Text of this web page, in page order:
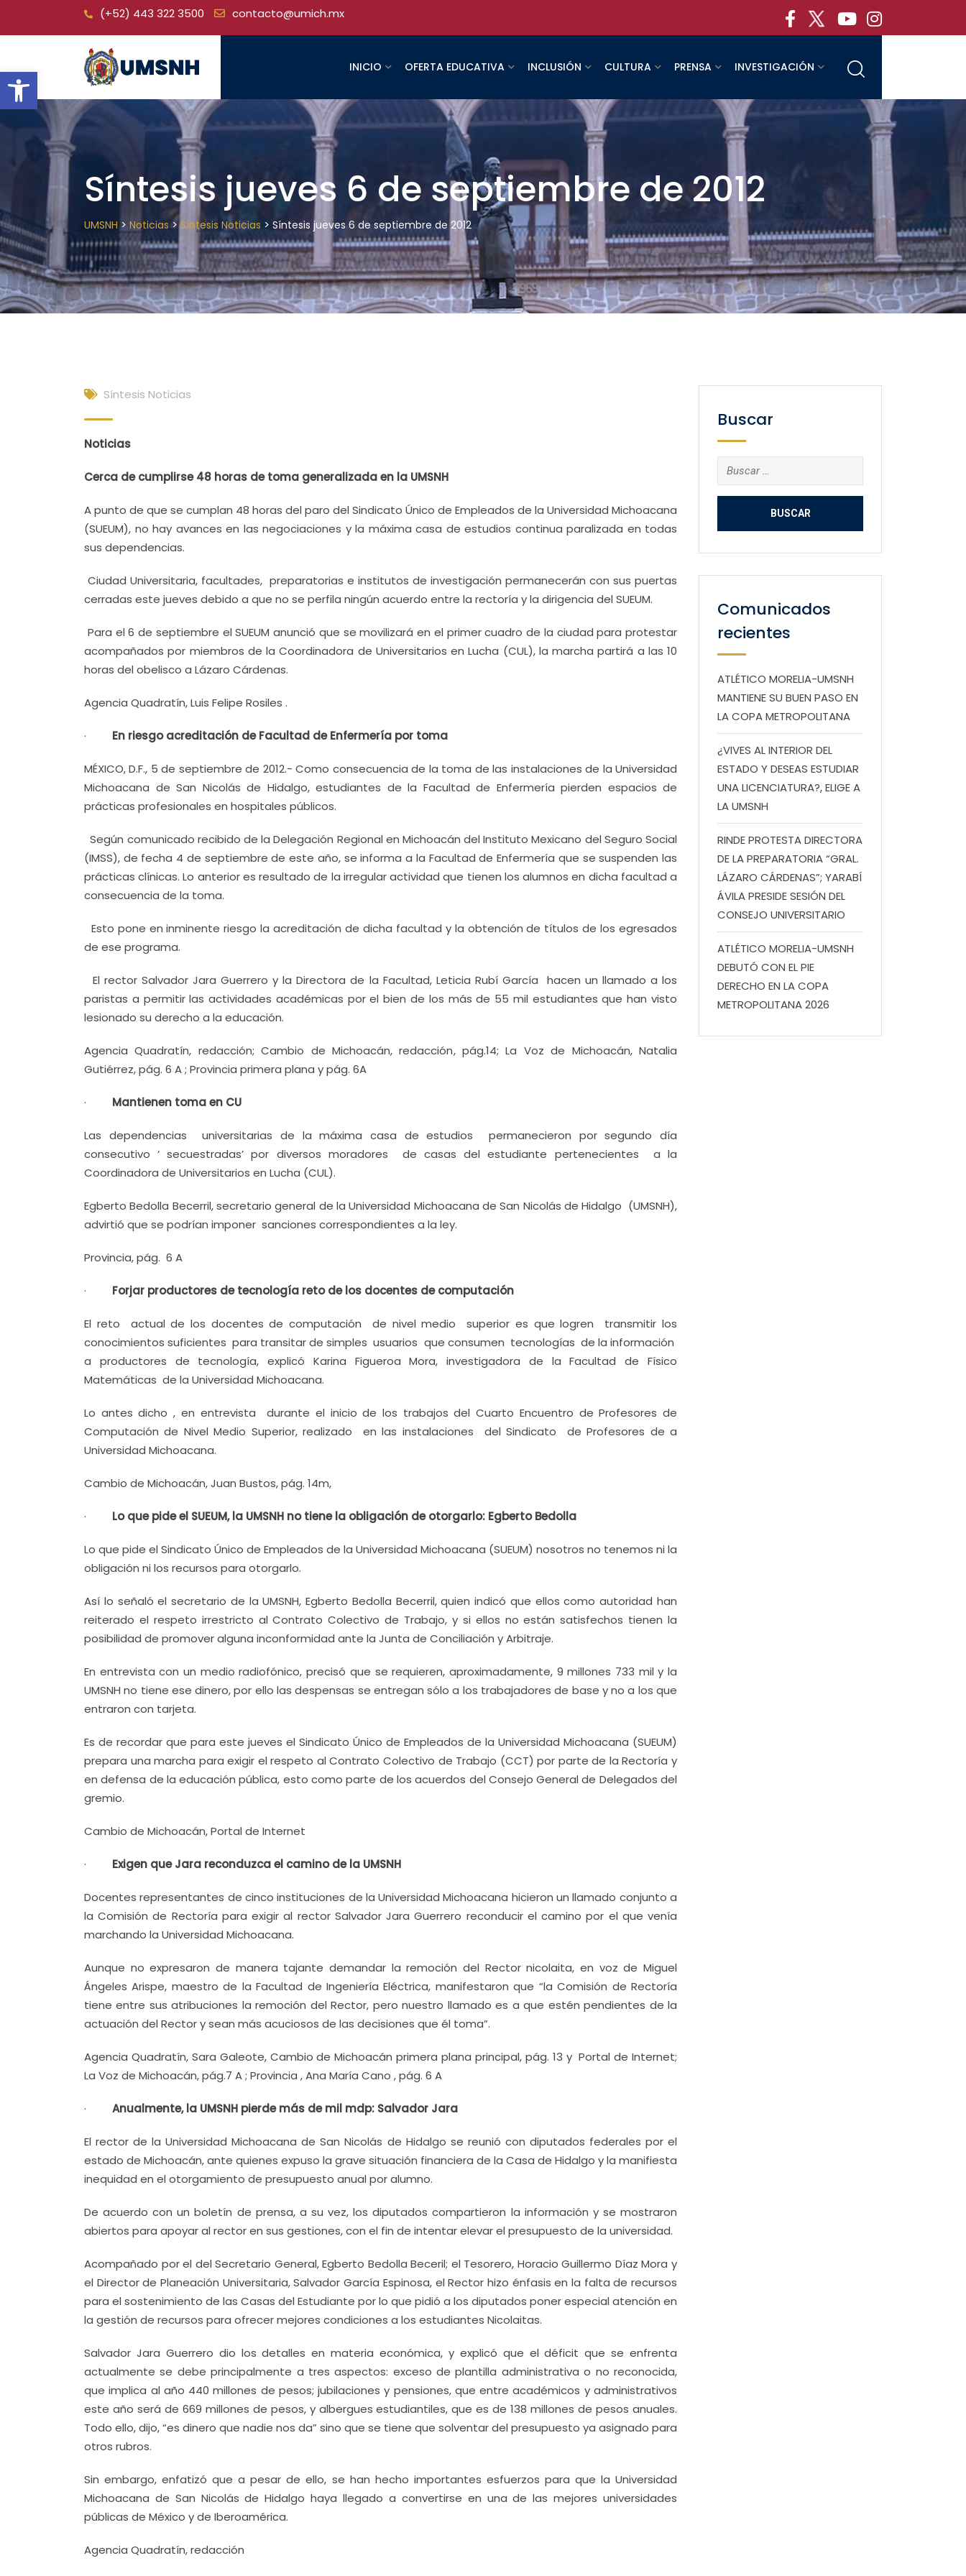
Open toolbar
(+52) 443 322 3500 contacto@umich.mx
INICIO OFERTA EDUCATIVA INCLUSIÓN CULTURA PRENSA INVESTIGACIÓN
Síntesis jueves 6 de septiembre de 2012
UMSNH > Noticias>Síntesis Noticias > Síntesis jueves 6 de septiembre de 2012
Síntesis Noticias
Noticias
Cerca de cumplirse 48 horas de toma generalizada en la UMSNH
A punto de que se cumplan 48 horas del paro del Sindicato Único de Empleados de la Universidad Michoacana
(SUEUM), no hay avances en las negociaciones y la máxima casa de estudios continua paralizada en todas
sus dependencias.
Ciudad Universitaria, facultades, preparatorias e institutos de investigación permanecerán con sus puertas
cerradas este jueves debido a que no se perfila ningún acuerdo entre la rectoría y la dirigencia del SUEUM.
Para el 6 de septiembre el SUEUM anunció que se movilizará en el primer cuadro de la ciudad para protestar
acompañados por miembros de la Coordinadora de Universitarios en Lucha (CUL), la marcha partirá a las 10
horas del obelisco a Lázaro Cárdenas.
Agencia Quadratín, Luis Felipe Rosiles .
· En riesgo acreditación de Facultad de Enfermería por toma
MÉXICO, D.F., 5 de septiembre de 2012.- Como consecuencia de la toma de las instalaciones de la Universidad
Michoacana de San Nicolás de Hidalgo, estudiantes de la Facultad de Enfermería pierden espacios de
prácticas profesionales en hospitales públicos.
Según comunicado recibido de la Delegación Regional en Michoacán del Instituto Mexicano del Seguro Social
(IMSS), de fecha 4 de septiembre de este año, se informa a la Facultad de Enfermería que se suspenden las
prácticas clínicas. Lo anterior es resultado de la irregular actividad que tienen los alumnos en dicha facultad a
consecuencia de la toma.
Esto pone en inminente riesgo la acreditación de dicha facultad y la obtención de títulos de los egresados
de ese programa.
El rector Salvador Jara Guerrero y la Directora de la Facultad, Leticia Rubí García hacen un llamado a los
paristas a permitir las actividades académicas por el bien de los más de 55 mil estudiantes que han visto
lesionado su derecho a la educación.
Agencia Quadratín, redacción; Cambio de Michoacán, redacción, pág.14; La Voz de Michoacán, Natalia
Gutiérrez, pág. 6 A ; Provincia primera plana y pág. 6A
· Mantienen toma en CU
Las dependencias universitarias de la máxima casa de estudios permanecieron por segundo día
consecutivo ‘ secuestradas’ por diversos moradores de casas del estudiante pertenecientes a la
Coordinadora de Universitarios en Lucha (CUL).
Egberto Bedolla Becerril, secretario general de la Universidad Michoacana de San Nicolás de Hidalgo (UMSNH),
advirtió que se podrían imponer sanciones correspondientes a la ley.
Provincia, pág. 6 A
· Forjar productores de tecnología reto de los docentes de computación
El reto actual de los docentes de computación de nivel medio superior es que logren transmitir los
conocimientos suficientes para transitar de simples usuarios que consumen tecnologías de la información
a productores de tecnología, explicó Karina Figueroa Mora, investigadora de la Facultad de Físico
Matemáticas de la Universidad Michoacana.
Lo antes dicho , en entrevista durante el inicio de los trabajos del Cuarto Encuentro de Profesores de
Computación de Nivel Medio Superior, realizado en las instalaciones del Sindicato de Profesores de a
Universidad Michoacana.
Cambio de Michoacán, Juan Bustos, pág. 14m,
· Lo que pide el SUEUM, la UMSNH no tiene la obligación de otorgarlo: Egberto Bedolla
Lo que pide el Sindicato Único de Empleados de la Universidad Michoacana (SUEUM) nosotros no tenemos ni la
obligación ni los recursos para otorgarlo.
Así lo señaló el secretario de la UMSNH, Egberto Bedolla Becerril, quien indicó que ellos como autoridad han
reiterado el respeto irrestricto al Contrato Colectivo de Trabajo, y si ellos no están satisfechos tienen la
posibilidad de promover alguna inconformidad ante la Junta de Conciliación y Arbitraje.
En entrevista con un medio radiofónico, precisó que se requieren, aproximadamente, 9 millones 733 mil y la
UMSNH no tiene ese dinero, por ello las despensas se entregan sólo a los trabajadores de base y no a los que
entraron con tarjeta.
Es de recordar que para este jueves el Sindicato Único de Empleados de la Universidad Michoacana (SUEUM)
prepara una marcha para exigir el respeto al Contrato Colectivo de Trabajo (CCT) por parte de la Rectoría y
en defensa de la educación pública, esto como parte de los acuerdos del Consejo General de Delegados del
gremio.
Cambio de Michoacán, Portal de Internet
· Exigen que Jara reconduzca el camino de la UMSNH
Docentes representantes de cinco instituciones de la Universidad Michoacana hicieron un llamado conjunto a
la Comisión de Rectoría para exigir al rector Salvador Jara Guerrero reconducir el camino por el que venía
marchando la Universidad Michoacana.
Aunque no expresaron de manera tajante demandar la remoción del Rector nicolaita, en voz de Miguel
Ángeles Arispe, maestro de la Facultad de Ingeniería Eléctrica, manifestaron que “la Comisión de Rectoría
tiene entre sus atribuciones la remoción del Rector, pero nuestro llamado es a que estén pendientes de la
actuación del Rector y sean más acuciosos de las decisiones que él toma”.
Agencia Quadratín, Sara Galeote, Cambio de Michoacán primera plana principal, pág. 13 y Portal de Internet;
La Voz de Michoacán, pág.7 A ; Provincia , Ana María Cano , pág. 6 A
· Anualmente, la UMSNH pierde más de mil mdp: Salvador Jara
El rector de la Universidad Michoacana de San Nicolás de Hidalgo se reunió con diputados federales por el
estado de Michoacán, ante quienes expuso la grave situación financiera de la Casa de Hidalgo y la manifiesta
inequidad en el otorgamiento de presupuesto anual por alumno.
De acuerdo con un boletín de prensa, a su vez, los diputados compartieron la información y se mostraron
abiertos para apoyar al rector en sus gestiones, con el fin de intentar elevar el presupuesto de la universidad.
Acompañado por el del Secretario General, Egberto Bedolla Beceril; el Tesorero, Horacio Guillermo Díaz Mora y
el Director de Planeación Universitaria, Salvador García Espinosa, el Rector hizo énfasis en la falta de recursos
para el sostenimiento de las Casas del Estudiante por lo que pidió a los diputados poner especial atención en
la gestión de recursos para ofrecer mejores condiciones a los estudiantes Nicolaitas.
Salvador Jara Guerrero dio los detalles en materia económica, y explicó que el déficit que se enfrenta
actualmente se debe principalmente a tres aspectos: exceso de plantilla administrativa o no reconocida,
que implica al año 440 millones de pesos; jubilaciones y pensiones, que entre académicos y administrativos
este año será de 669 millones de pesos, y albergues estudiantiles, que es de 138 millones de pesos anuales.
Todo ello, dijo, “es dinero que nadie nos da” sino que se tiene que solventar del presupuesto ya asignado para
otros rubros.
Sin embargo, enfatizó que a pesar de ello, se han hecho importantes esfuerzos para que la Universidad
Michoacana de San Nicolás de Hidalgo haya llegado a convertirse en una de las mejores universidades
públicas de México y de Iberoamérica.
Agencia Quadratín, redacción
Buscar
Buscar:
Comunicados
recientes
ATLÉTICO MORELIA-UMSNH
MANTIENE SU BUEN PASO EN
LA COPA METROPOLITANA
¿VIVES AL INTERIOR DEL
ESTADO Y DESEAS ESTUDIAR
UNA LICENCIATURA?, ELIGE A
LA UMSNH
RINDE PROTESTA DIRECTORA
DE LA PREPARATORIA “GRAL.
LÁZARO CÁRDENAS”; YARABÍ
ÁVILA PRESIDE SESIÓN DEL
CONSEJO UNIVERSITARIO
ATLÉTICO MORELIA-UMSNH
DEBUTÓ CON EL PIE
DERECHO EN LA COPA
METROPOLITANA 2026